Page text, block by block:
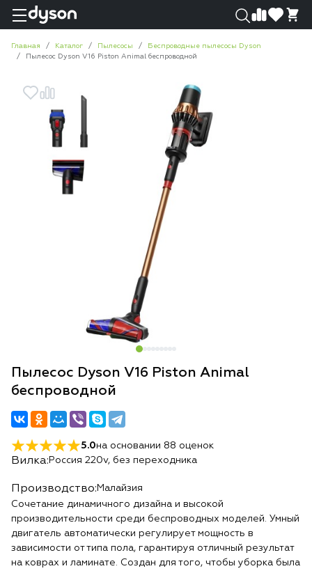
Главная Каталог Пылесосы
Беспроводные пылесосы Dyson
Пылесос Dyson V16 Piston Animal беспроводной
Пылесос Dyson V16 Piston Animal
беспроводной
5.0на основании 88 оценок
Вилка: Россия 220v, без переходника
Производство: Малайзия
Сочетание динамичного дизайна и высокой
производительности среди беспроводных моделей. Умный
двигатель автоматически регулирует мощность в
зависимости от типа пола, гарантируя отличный результат
на коврах и ламинате. Создан для того, чтобы уборка была